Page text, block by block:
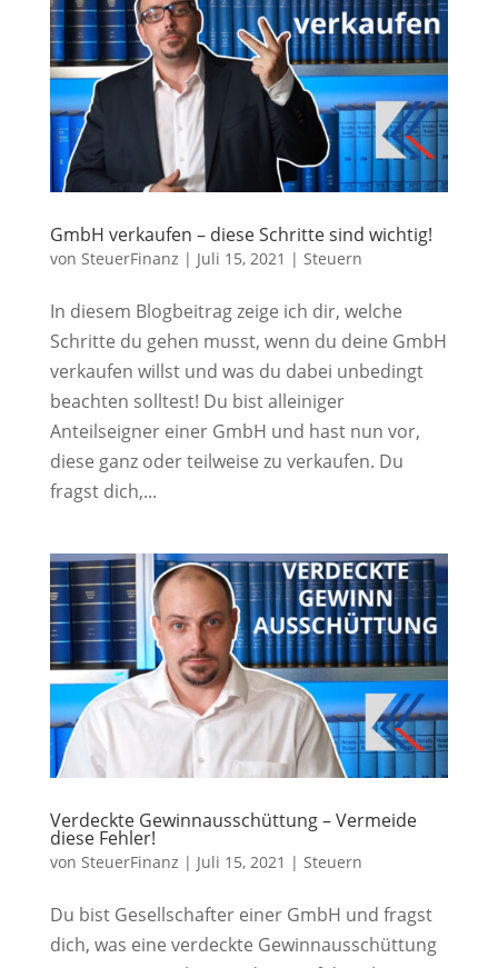
GmbH verkaufen – diese Schritte sind wichtig!
von SteuerFinanz | Juli 15, 2021 | Steuern
In diesem Blogbeitrag zeige ich dir, welche
Schritte du gehen musst, wenn du deine GmbH
verkaufen willst und was du dabei unbedingt
beachten solltest! Du bist alleiniger
Anteilseigner einer GmbH und hast nun vor,
diese ganz oder teilweise zu verkaufen. Du
fragst dich,...
Verdeckte Gewinnausschüttung – Vermeide
diese Fehler!
von SteuerFinanz | Juli 15, 2021 | Steuern
Du bist Gesellschafter einer GmbH und fragst
dich, was eine verdeckte Gewinnausschüttung